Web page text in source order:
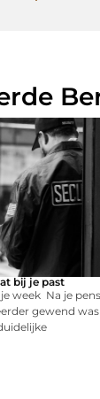
bij je past
week Na je
gewend